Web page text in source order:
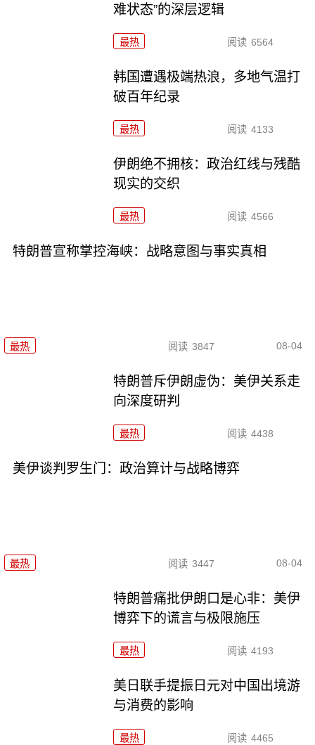
难状态”的深层逻辑
最热 阅读 6564
韩国遭遇极端热浪，多地气温打
破百年纪录
最热 阅读 4133
伊朗绝不拥核：政治红线与残酷
现实的交织
最热 阅读 4566
特朗普宣称掌控海峡：战略意图与事实真相
最热 阅读 3847 08-04
特朗普斥伊朗虚伪：美伊关系走
向深度研判
最热 阅读 4438
美伊谈判罗生门：政治算计与战略博弈
最热 阅读 3447 08-04
特朗普痛批伊朗口是心非：美伊
博弈下的谎言与极限施压
最热 阅读 4193
美日联手提振日元对中国出境游
与消费的影响
最热 阅读 4465